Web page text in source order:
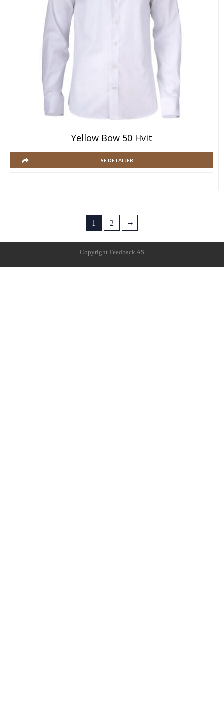
Yellow Bow 50 Hvit
SE DETALJER
1 2 →
Copyright Feedback AS